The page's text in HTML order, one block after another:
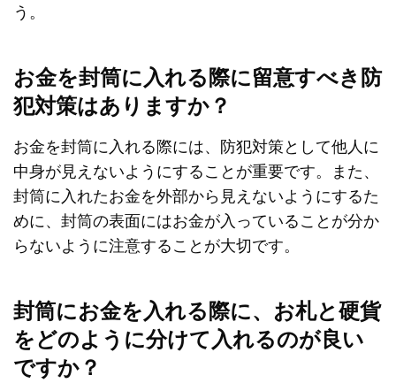
う。
お金を封筒に入れる際に留意すべき防
犯対策はありますか？
お金を封筒に入れる際には、防犯対策として他人に
中身が見えないようにすることが重要です。また、
封筒に入れたお金を外部から見えないようにするた
めに、封筒の表面にはお金が入っていることが分か
らないように注意することが大切です。
封筒にお金を入れる際に、お札と硬貨
をどのように分けて入れるのが良い
ですか？